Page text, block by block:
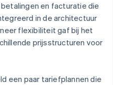
en facturatie die
in de architectuur
flexibiliteit gaf bij het
prijsstructuren voor
een paar tariefplannen die